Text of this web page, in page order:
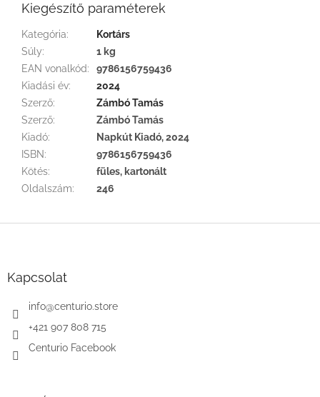
Kiegészítő paraméterek
Kategória:
Kortárs
Súly:
1 kg
EAN vonalkód:
9786156759436
Kiadási év:
2024
Szerző:
Zámbó Tamás
Szerző:
Zámbó Tamás
Kiadó:
Napkút Kiadó, 2024
ISBN:
9786156759436
Kötés:
füles, kartonált
Oldalszám: 246
Kapcsolat
info@centurio.store
+421 907 808 715
Centurio Facebook